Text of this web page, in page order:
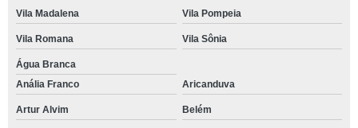
Vila Madalena Vila Pompeia
Vila Romana Vila Sônia
Água Branca
Anália Franco
Aricanduva
Artur Alvim Belém